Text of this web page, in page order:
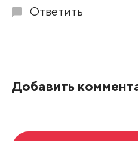
Ответить
Добавить